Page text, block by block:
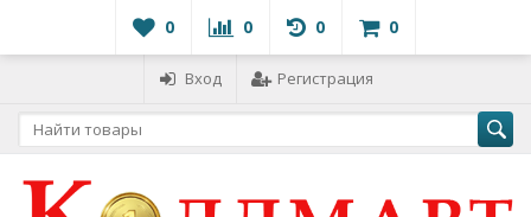
0 0 0 0
Вход Регистрация